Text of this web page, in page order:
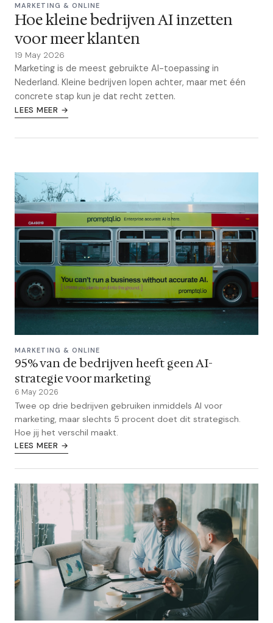
MARKETING & ONLINE
Hoe kleine bedrijven AI inzetten
voor meer klanten
19 May 2026
Marketing is de meest gebruikte AI-toepassing in
Nederland. Kleine bedrijven lopen achter, maar met één
concrete stap kun je dat recht zetten.
LEES MEER →
MARKETING & ONLINE
95% van de bedrijven heeft geen AI-
strategie voor marketing
6 May 2026
Twee op drie bedrijven gebruiken inmiddels AI voor
marketing, maar slechts 5 procent doet dit strategisch.
Hoe jij het verschil maakt.
LEES MEER →